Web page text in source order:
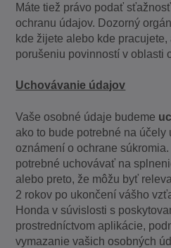
Máte tiež právo podať
ochranu údajov. Dozorný
kde žijete alebo kde
porušeniu povinností v oblasti
Uchovávanie údajov
Vaše osobné údaje budeme
ako to bude potrebné na účely
oznámení o ochrane
potrebné uchovávať na
alebo preto, že môžu byť
2 rokov po ukončení vášho
Honda v súvislosti s
prostredníctvom aplikácie,
vymazanie vašich osobných